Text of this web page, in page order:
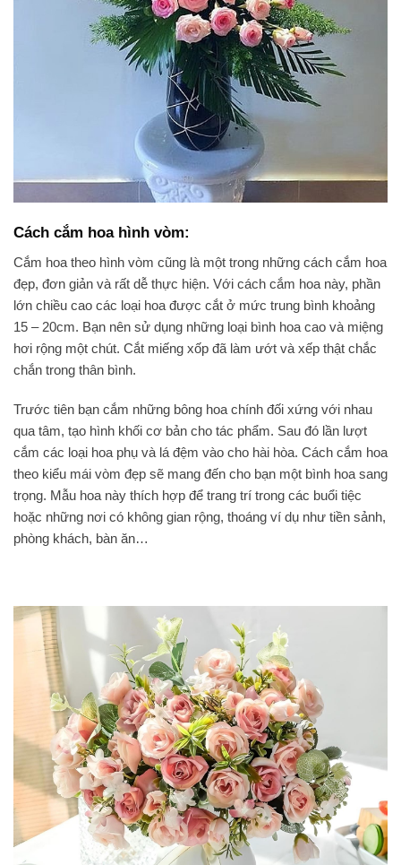
Cách cắm hoa hình vòm:
Cắm hoa theo hình vòm cũng là một trong những cách cắm hoa
đẹp, đơn giản và rất dễ thực hiện. Với cách cắm hoa này, phần
lớn chiều cao các loại hoa được cắt ở mức trung bình khoảng
15 – 20cm. Bạn nên sử dụng những loại bình hoa cao và miệng
hơi rộng một chút. Cắt miếng xốp đã làm ướt và xếp thật chắc
chắn trong thân bình.
Trước tiên bạn cắm những bông hoa chính đối xứng với nhau
qua tâm, tạo hình khối cơ bản cho tác phẩm. Sau đó lần lượt
cắm các loại hoa phụ và lá đệm vào cho hài hòa. Cách cắm hoa
theo kiểu mái vòm đẹp sẽ mang đến cho bạn một bình hoa sang
trọng. Mẫu hoa này thích hợp để trang trí trong các buổi tiệc
hoặc những nơi có không gian rộng, thoáng ví dụ như tiền sảnh,
phòng khách, bàn ăn…